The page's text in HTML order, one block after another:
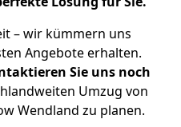
– wir kümmern uns
Angebote erhalten.
Sie uns noch
Umzug von
Wendland zu planen.